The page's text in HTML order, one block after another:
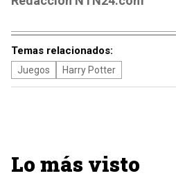
Temas relacionados:
Juegos Harry Potter
Lo más visto